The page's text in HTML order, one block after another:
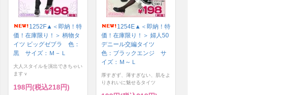
1252F▲＜即納！特
価！在庫限り！＞ 柄物タ
イツ ビッグゼブラ 色：
黒 サイズ：Ｍ－Ｌ
大人スタイルを演出できちゃい
ますｖ
198円(税込218円)
1254E▲＜即納！特
価！在庫限り！＞ 婦人50
デニール交編タイツ
色：ブラックエンジ サ
イズ：Ｍ～Ｌ
厚すぎず、薄すぎない、肌をよ
りきれいに魅せるタイツ